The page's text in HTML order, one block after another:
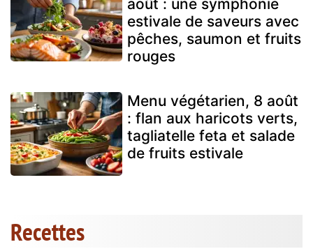
août : une symphonie
estivale de saveurs avec
pêches, saumon et fruits
rouges
Menu végétarien, 8 août
: flan aux haricots verts,
tagliatelle feta et salade
de fruits estivale
Recettes